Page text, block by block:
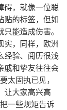
碍，就像一位聪
贴的标签，但如
能造成伤害。
实，同样，欧洲
经验、阅历很浅
戚和挚友往往会
太固执已见，
让大家高兴高
一些规矩告诉